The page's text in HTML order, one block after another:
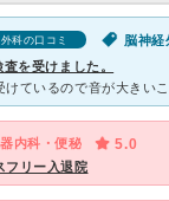
科の口コミ 脳神経
を受けました。
内科・便秘 5.0
フリー入退院